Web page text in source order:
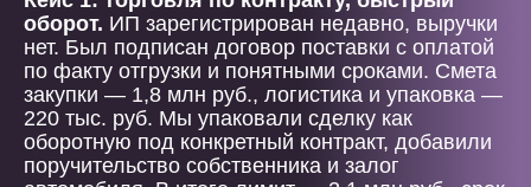
оборот. ИП зарегистрирован недавно, выручки
нет. Был подписан договор поставки с оплатой
по факту отгрузки и понятными сроками. Смета
закупки — 1,8 млн руб., логистика и упаковка —
220 тыс. руб. Мы упаковали сделку как
оборотную под конкретный контракт, добавили
поручительство собственника и залог